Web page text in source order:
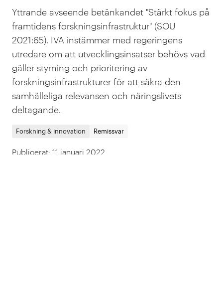
Yttrande avseende betänkandet "Stärkt fokus på
framtidens forskningsinfrastruktur" (SOU
2021:65). IVA instämmer med regeringens
utredare om att utvecklingsinsatser behövs vad
gäller styrning och prioritering av
forskningsinfrastrukturer för att säkra den
samhälleliga relevansen och näringslivets
deltagande.
Forskning & innovation Remissvar
Publicerat: 11 januari 2022